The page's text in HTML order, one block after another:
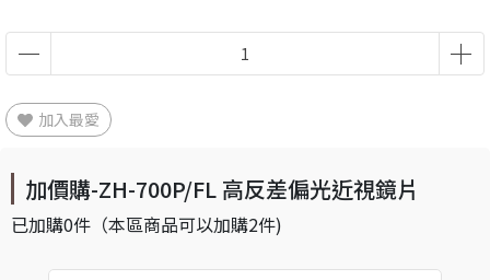
加入最愛
加價購-ZH-700P/FL 高反差偏光近視鏡片
已加購0件 （本區商品可以加購2件)